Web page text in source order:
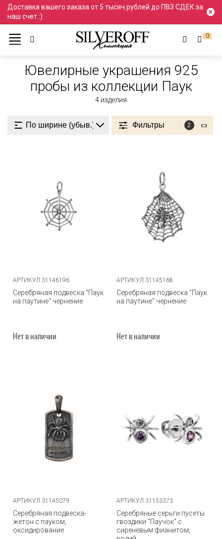
Доставка вашего заказа от 5 тысяч рублей до ПВЗ СДЕК за
наш счет :)
0
Ювелирные украшения
Проба 925 925 пробы
Ювелирные украшения 925
пробы из коллекции Паук
4 изделия
Фильтры 2
АРТИКУЛ 31146196
Серебряная подвеска "Паук
на паутине" чернение
Нет в наличии
АРТИКУЛ 31145168
Серебряная подвеска "Паук
на паутине" чернение
Нет в наличии
АРТИКУЛ 31145079
Серебряная подвеска-
жетон с пауком,
оксидирование
АРТИКУЛ 31153373
Серебряные серьги пусеты
гвоздики "Паучок" с
сиреневым фианитом,